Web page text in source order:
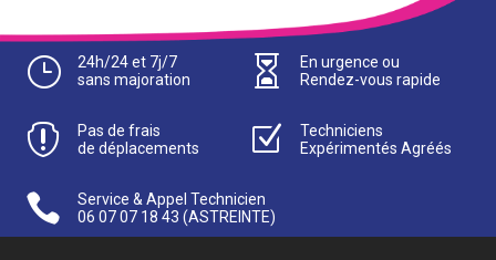
}
24h/24 et 7j/7
sans majoration

En urgence ou
Rendez-vous rapide

Pas de frais
de déplacements
Z
Techniciens
Expérimentés Agréés

Service & Appel Technicien
06 07 07 18 43 (ASTREINTE)